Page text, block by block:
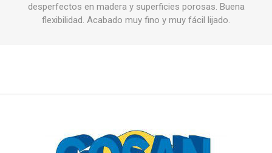
desperfectos en madera y superficies porosas. Buena
flexibilidad. Acabado muy fino y muy fácil lijado.